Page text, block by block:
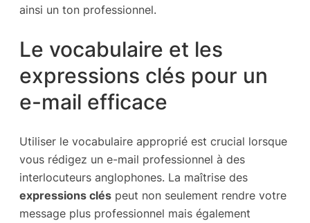
ainsi un ton professionnel.
Le vocabulaire et les
expressions clés pour un
e-mail efficace
Utiliser le vocabulaire approprié est crucial lorsque
vous rédigez un e-mail professionnel à des
interlocuteurs anglophones. La maîtrise des
expressions clés peut non seulement rendre votre
message plus professionnel mais également